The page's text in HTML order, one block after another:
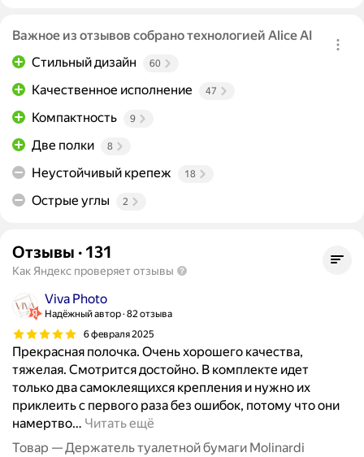
Важное из отзывов собрано технологией Alice AI
Стильный дизайн
60
Качественное исполнение 47
Компактность 9
Две полки 8
Неустойчивый крепеж 18
Острые углы 2
Отзывы · 131
Как Яндекс проверяет отзывы
Viva Photo
Надёжный автор 82 отзыва
6 февраля 2025
Прекрасная полочка. Очень хорошего качества,
тяжелая. Смотрится достойно. В комплекте идет
только два самоклеящихся крепления и нужно их
приклеить с первого раза без ошибок, потому что они
намертво… Читать ещё
Товар — Держатель туалетной бумаги Molinardi